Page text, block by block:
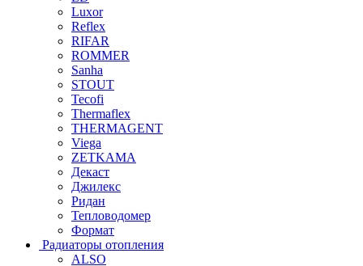
Luxor
Reflex
RIFAR
ROMMER
Sanha
STOUT
Tecofi
Thermaflex
THERMAGENT
Viega
ZETKAMA
Декаст
Джилекс
Ридан
Тепловодомер
Формат
Радиаторы отопления
ALSO